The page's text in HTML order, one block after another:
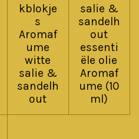
kblokje
s
Aromaf
ume
witte
salie &
sandelh
out
salie &
sandelh
out
essenti
ële olie
Aromaf
ume (10
ml)